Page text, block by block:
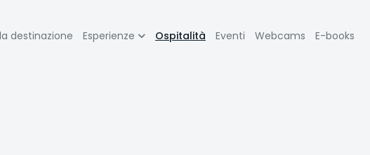
destinazione Esperienze Ospitalità Eventi Webcams E-books